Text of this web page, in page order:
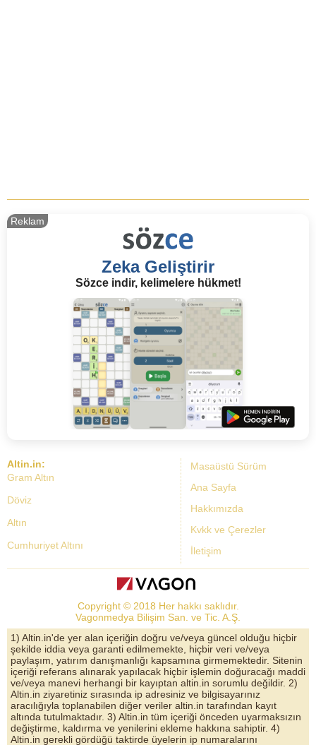
Zeka Geliştirir
Sözce indir, kelimelere hükmet!
Reklam
Masaüstü Sürüm
Ana Sayfa
Hakkımızda
Kvkk ve Çerezler
İletişim
Altin.in:
Gram Altın
Döviz
Altın
Cumhuriyet Altını
Dolar Kuru
Altın Yorumları
Döviz Kurları
Çeyrek Altın
Bitcoin
Euro/Dolar Parite
Copyright © 2018 Her hakkı saklıdır.
Vagonmedya Bilişim San. ve Tic. A.Ş.
1) Altin.in'de yer alan içeriğin doğru ve/veya güncel olduğu hiçbir
şekilde iddia veya garanti edilmemekte, hiçbir veri ve/veya
paylaşım, yatırım danışmanlığı kapsamına girmemektedir. Sitenin
içeriği referans alınarak yapılacak hiçbir işlemin doğuracağı maddi
ve/veya manevi herhangi bir kayıptan altin.in sorumlu değildir. 2)
Altin.in ziyaretiniz sırasında ip adresiniz ve bilgisayarınız
aracılığıyla toplanabilen diğer veriler altin.in tarafından kayıt
altında tutulmaktadır. 3) Altin.in tüm içeriği önceden uyarmaksızın
değiştirme, kaldırma ve yenilerini ekleme hakkına sahiptir. 4)
Altin.in gerekli gördüğü taktirde üyelerin ip numaralarını